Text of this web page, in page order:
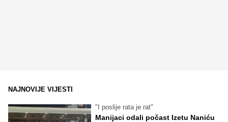
NAJNOVIJE VIJESTI
"I poslije rata je rat"
Manijaci odali počast Izetu Naniću